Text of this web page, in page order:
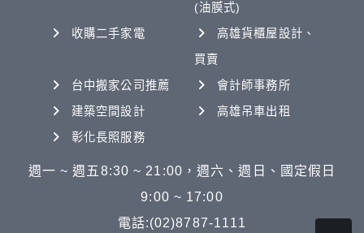
(油膜式)
收購二手家電
高雄貨櫃屋設計、
買賣
台中搬家公司推薦
會計師事務所
建築空間設計
高雄吊車出租
彰化長照服務
週一 ~ 週五8:30 ~ 21:00，週六、週日、國定假日
9:00 ~ 17:00
電話:(02)8787-1111